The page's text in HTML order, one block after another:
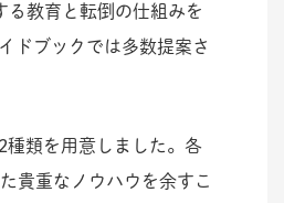
る教育と転倒の仕組みを
ドブックでは多数提案さ
類を用意しました。各
貴重なノウハウを余すこ